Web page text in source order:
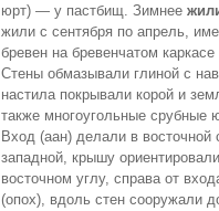
юрт) — у пастбищ. Зимнее
жили с сентября по апрель,
бревен на бревенчатом
Стены обмазывали глиной с
настила покрывали корой и
также многоугольные
Вход (аан) делали в
западной, крышу
восточном углу, справа от
(опох), вдоль стен сооружали